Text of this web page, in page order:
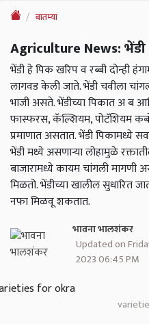
बातम्या
Agriculture News: भेंडी
भेंडी हे पिक खरिप व रब्बी दोन्ही
लागवड केली जाते. भेंडी चवीला
भाजी असते. भेंडीच्या पिकात अ ब
फास्फरस, कॅल्शियम, पोटॅशियम
प्रमाणात असतात. भेंडी पिकामध्ये
भेंडी मध्ये असणाऱ्या लोहामुळे
बाजारामध्ये कायम चांगली मागणी
मिळतो. भेंडीच्या खालील सुधारित
नफा मिळवू शकतात.
भावना भालशंकर
Updated on
2023 06:45 PM